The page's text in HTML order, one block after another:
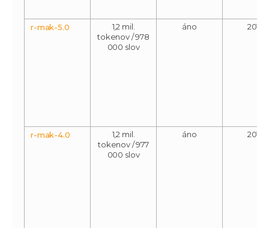
r-mak-5.0
1,2 mil.
tokenov / 978
000 slov
áno 2016
r-mak-4.0
1,2 mil.
tokenov / 977
000 slov
áno 2013